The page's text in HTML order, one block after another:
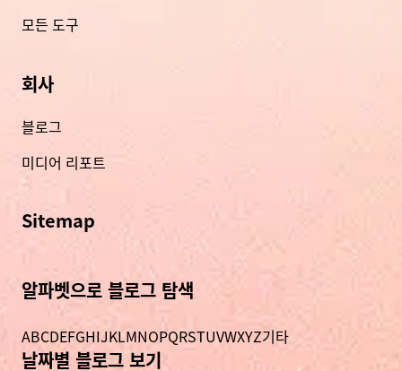
모든 도구
회사
블로그
미디어 리포트
Sitemap
알파벳으로 블로그 탐색
ABCDEFGHIJKLMNOPQRSTUVWXYZ기타
날짜별 블로그 보기